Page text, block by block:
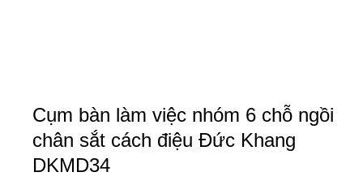
Cụm bàn làm việc nhóm 6 chỗ ngồi
chân sắt cách điệu Đức Khang
DKMD34